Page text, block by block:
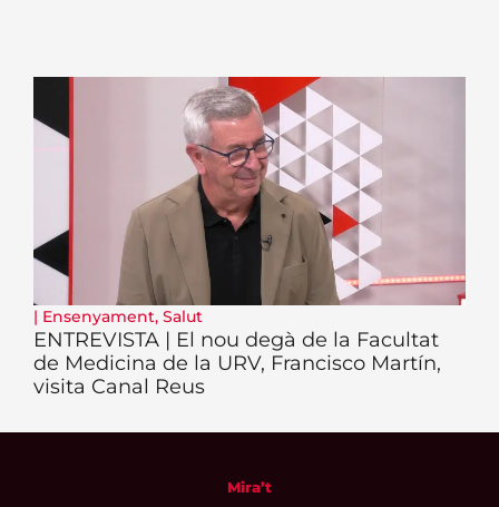
| Ensenyament, Salut
ENTREVISTA | El nou degà de la Facultat
de Medicina de la URV, Francisco Martín,
visita Canal Reus
Mira’t